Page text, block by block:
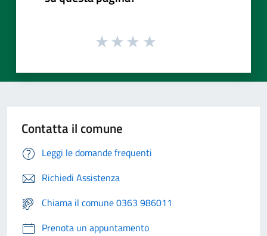
Contatta il comune
Leggi le domande frequenti
Richiedi Assistenza
Chiama il comune 0363 986011
Prenota un appuntamento